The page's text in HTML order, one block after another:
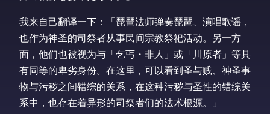
我来自己翻译一下：「琵琶法师弹奏琵琶、演唱歌谣，
也作为神圣的司祭者从事民间宗教祭祀活动。另一方
面，他们也被视为与「乞丐・非人」或「川原者」等具
有同等的卑劣身份。在这里，可以看到圣与贱、神圣事
物与污秽之间错综的关系，在这种污秽与圣性的错综关
系中，也存在着异形的司祭者们的法术根源。」